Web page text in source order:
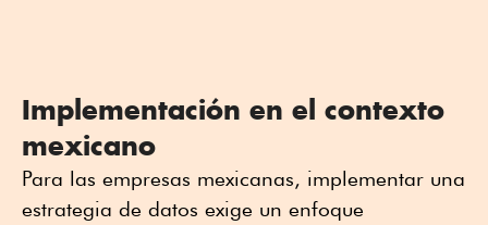
Implementación en el contexto
mexicano
Para las empresas mexicanas, implementar una
estrategia de datos exige un enfoque